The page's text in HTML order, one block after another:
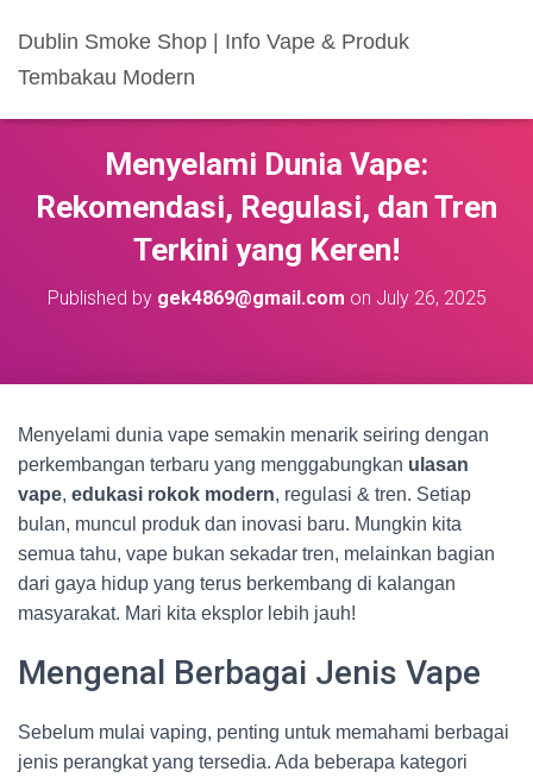
Dublin Smoke Shop | Info Vape & Produk
Tembakau Modern
Menyelami Dunia Vape:
Rekomendasi, Regulasi, dan Tren
Terkini yang Keren!
Published by gek4869@gmail.com on July 26, 2025
Menyelami dunia vape semakin menarik seiring dengan
perkembangan terbaru yang menggabungkan ulasan
vape, edukasi rokok modern, regulasi & tren. Setiap
bulan, muncul produk dan inovasi baru. Mungkin kita
semua tahu, vape bukan sekadar tren, melainkan bagian
dari gaya hidup yang terus berkembang di kalangan
masyarakat. Mari kita eksplor lebih jauh!
Mengenal Berbagai Jenis Vape
Sebelum mulai vaping, penting untuk memahami berbagai
jenis perangkat yang tersedia. Ada beberapa kategori